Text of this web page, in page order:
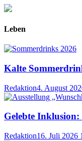
Leben
Kalte
Redaktion4. August
Gelebte
Redaktion16. Juli 2026